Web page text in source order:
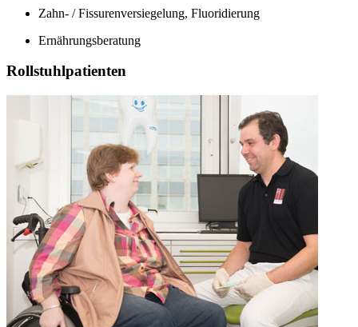
Zahn- / Fissurenversiegelung, Fluoridierung
Ernährungsberatung
Rollstuhlpatienten